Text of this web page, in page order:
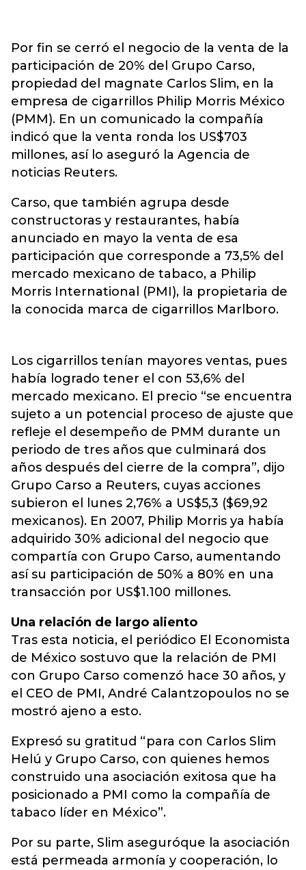
Por fin se cerró el negocio de la venta de la
participación de 20% del Grupo Carso,
propiedad del magnate Carlos Slim, en la
empresa de cigarrillos Philip Morris México
(PMM). En un comunicado la compañía
indicó que la venta ronda los US$703
millones, así lo aseguró la Agencia de
noticias Reuters.
Carso, que también agrupa desde
constructoras y restaurantes, había
anunciado en mayo la venta de esa
participación que corresponde a 73,5% del
mercado mexicano de tabaco, a Philip
Morris International (PMI), la propietaria de
la conocida marca de cigarrillos Marlboro.
Los cigarrillos tenían mayores ventas, pues
había logrado tener el con 53,6% del
mercado mexicano. El precio “se encuentra
sujeto a un potencial proceso de ajuste que
refleje el desempeño de PMM durante un
periodo de tres años que culminará dos
años después del cierre de la compra”, dijo
Grupo Carso a Reuters, cuyas acciones
subieron el lunes 2,76% a US$5,3 ($69,92
mexicanos). En 2007, Philip Morris ya había
adquirido 30% adicional del negocio que
compartía con Grupo Carso, aumentando
así su participación de 50% a 80% en una
transacción por US$1.100 millones.
Una relación de largo aliento
Tras esta noticia, el periódico El Economista
de México sostuvo que la relación de PMI
con Grupo Carso comenzó hace 30 años, y
el CEO de PMI, André Calantzopoulos no se
mostró ajeno a esto.
Expresó su gratitud “para con Carlos Slim
Helú y Grupo Carso, con quienes hemos
construido una asociación exitosa que ha
posicionado a PMI como la compañía de
tabaco líder en México”.
Por su parte, Slim aseguróque la asociación
está permeada armonía y cooperación, lo